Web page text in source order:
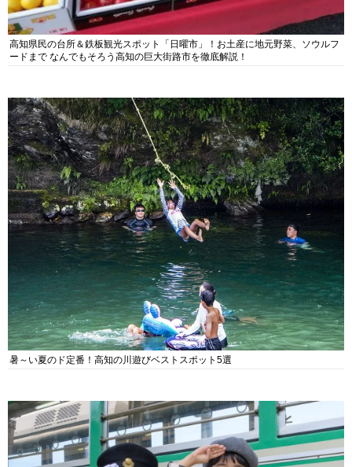
高知県民の台所＆鉄板観光スポット「日曜市」！お土産に地元野菜、ソウルフ
ードまで なんでもそろう高知の巨大街路市を徹底解説！
暑～い夏のド定番！高知の川遊びベストスポット5選